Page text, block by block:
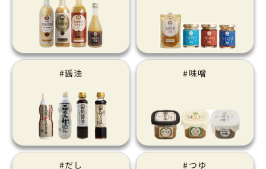
#醤油 #味噌
#だし #つゆ